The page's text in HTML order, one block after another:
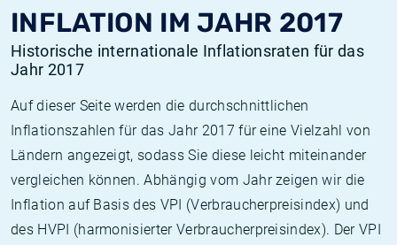
INFLATION IM JAHR 2017
Historische internationale Inflationsraten für das
Jahr 2017
Auf dieser Seite werden die durchschnittlichen
Inflationszahlen für das Jahr 2017 für eine Vielzahl von
Ländern angezeigt, sodass Sie diese leicht miteinander
vergleichen können. Abhängig vom Jahr zeigen wir die
Inflation auf Basis des VPI (Verbraucherpreisindex) und
des HVPI (harmonisierter Verbraucherpreisindex). Der VPI